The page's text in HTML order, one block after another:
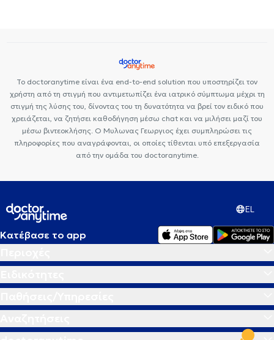
Το doctoranytime είναι ένα end-to-end solution που υποστηρίζει τον
χρήστη από τη στιγμή που αντιμετωπίζει ένα ιατρικό σύμπτωμα μέχρι τη
στιγμή της λύσης του, δίνοντας του τη δυνατότητα να βρεί τον ειδικό που
χρειάζεται, να ζητήσει καθοδήγηση μέσω chat και να μιλήσει μαζί του
μέσω βιντεοκλήσης. Ο Μυλωνας Γεωργιος έχει συμπληρώσει τις
πληροφορίες που αναγράφονται, οι οποίες τίθενται υπό επεξεργασία
από την ομάδα του doctoranytime.
EL
Κατέβασε το app